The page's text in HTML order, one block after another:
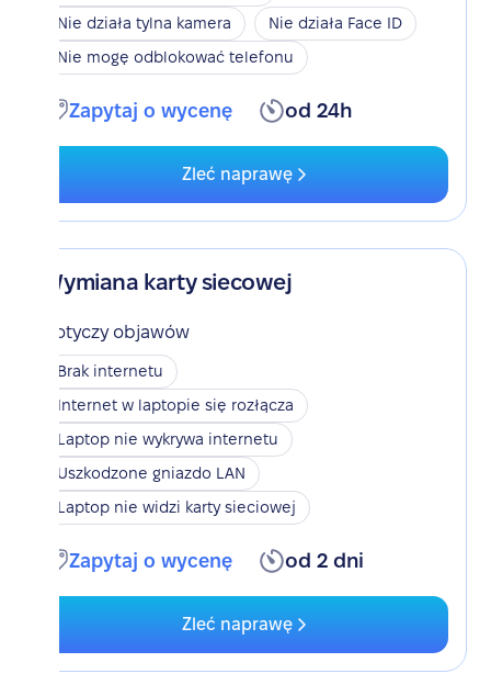
Nie działa tylna kamera
Nie działa Face ID
Nie mogę odblokować telefonu
Zapytaj o wycenę od 24h
Zleć naprawę
Wymiana karty siecowej
Dotyczy objawów
Brak internetu
Internet w laptopie się rozłącza
Laptop nie wykrywa internetu
Uszkodzone gniazdo LAN
Laptop nie widzi karty sieciowej
Zapytaj o wycenę od 2 dni
Zleć naprawę